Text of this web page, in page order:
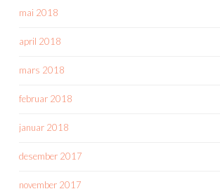
mai 2018
april 2018
mars 2018
februar 2018
januar 2018
desember 2017
november 2017